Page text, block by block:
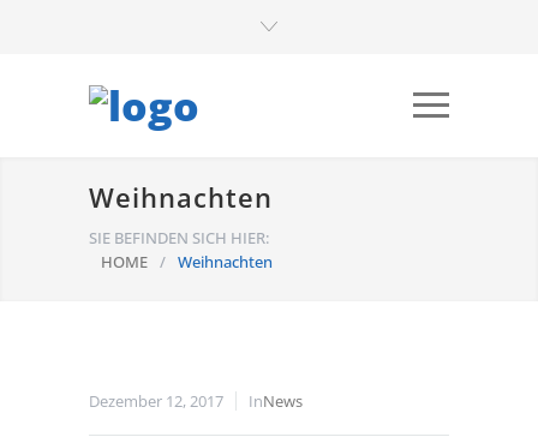
Weihnachten
SIE BEFINDEN SICH HIER:
HOME / Weihnachten
Dezember 12, 2017 InNews